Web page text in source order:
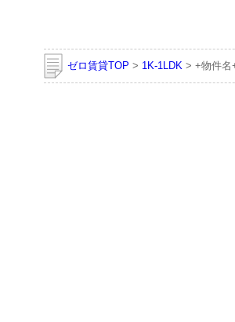
ゼロ賃貸TOP > 1K-1LDK > +物件名